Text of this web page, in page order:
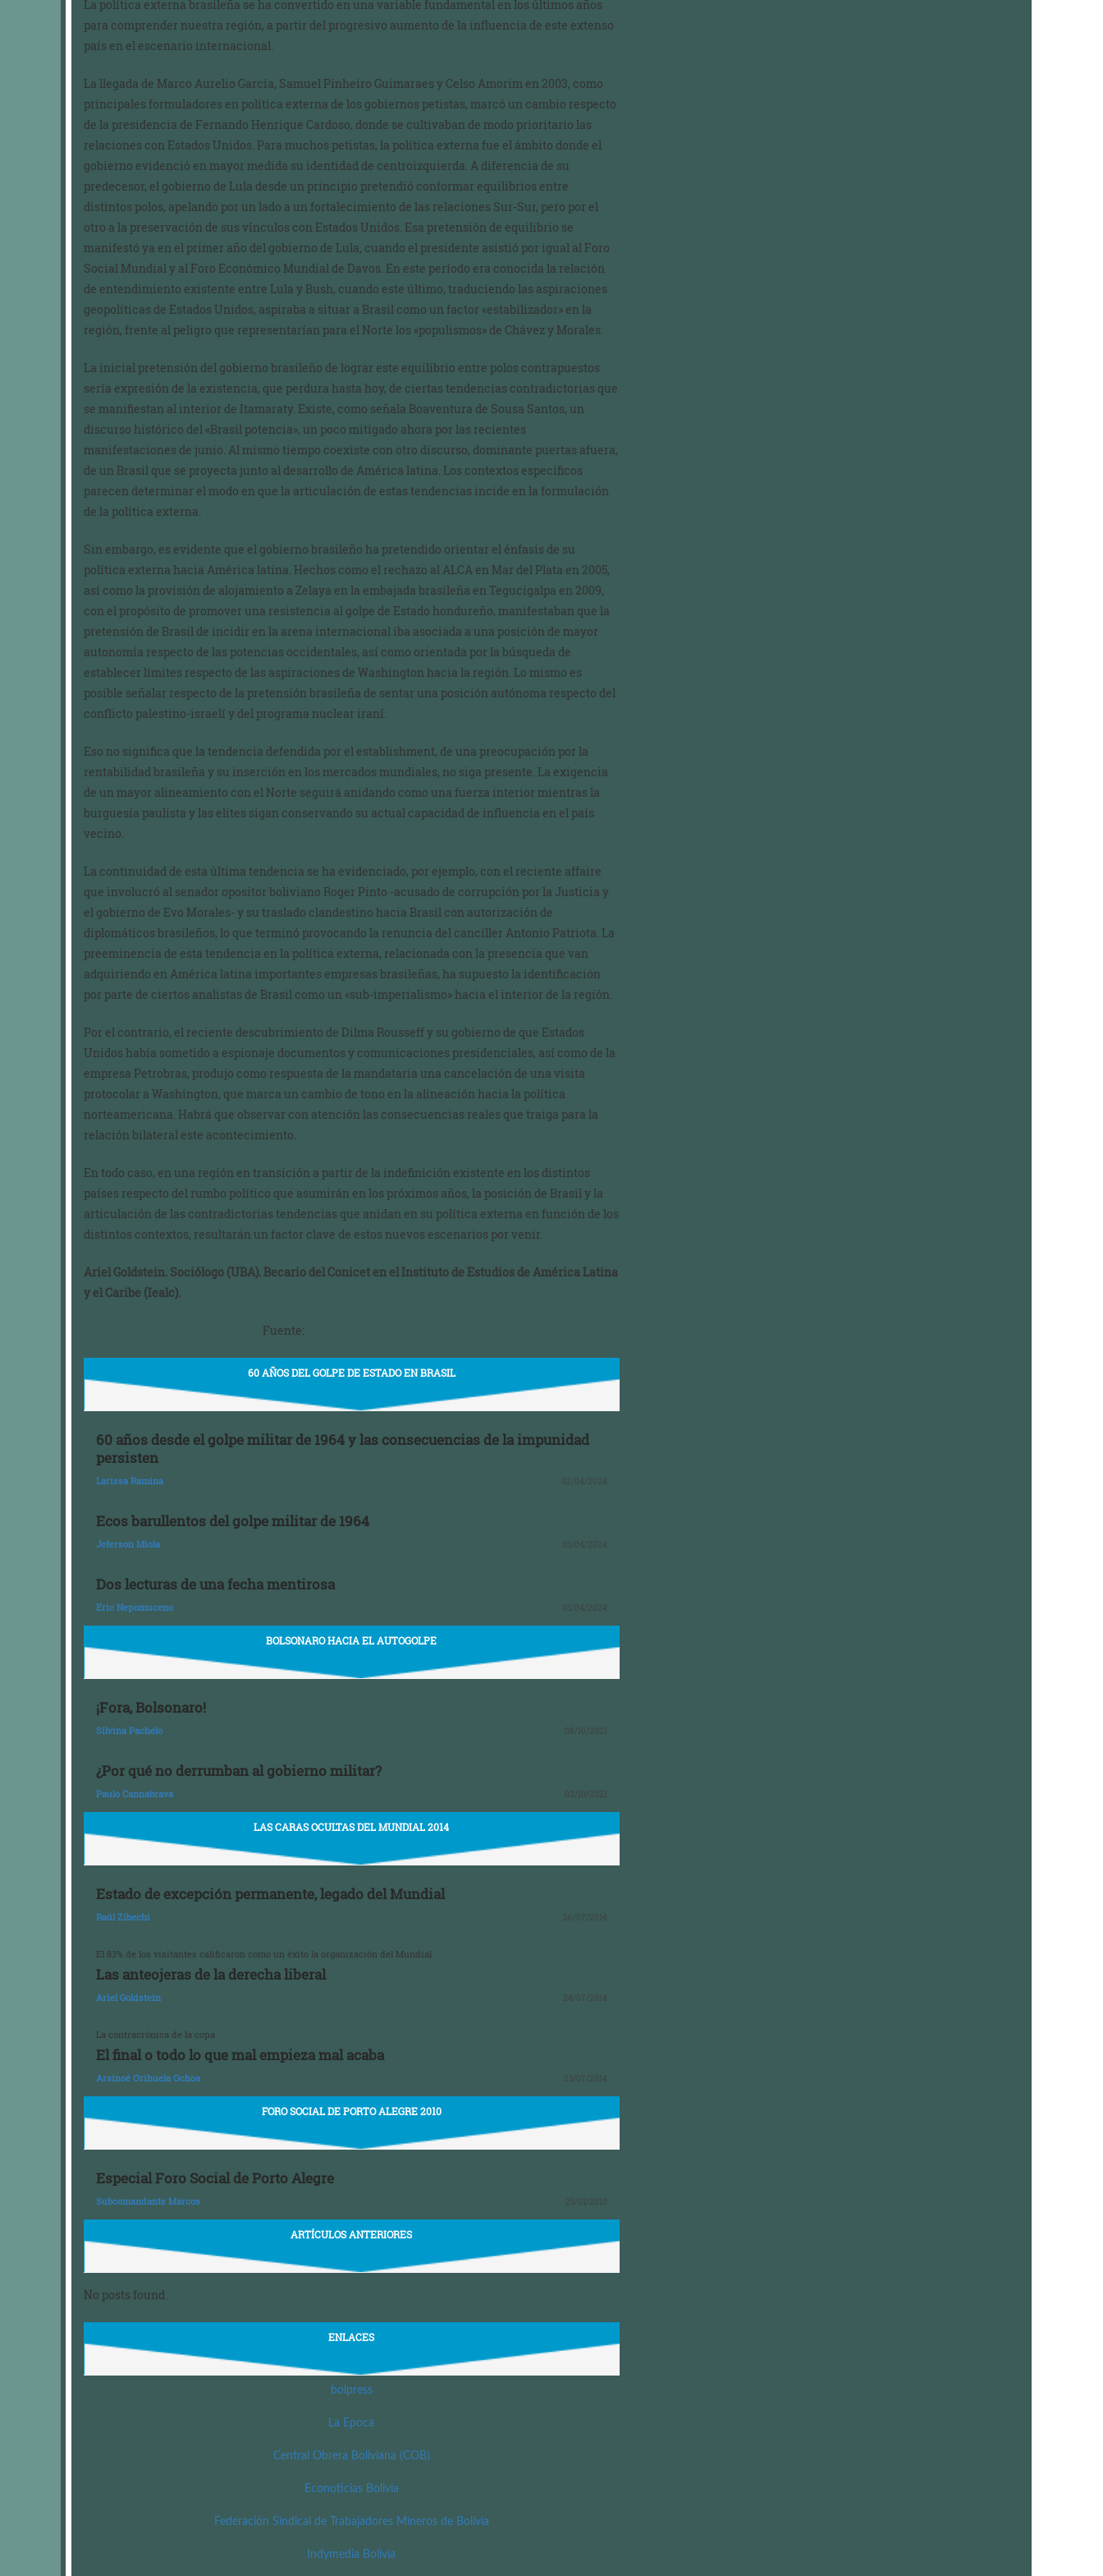
La política externa brasileña se ha convertido en una variable fundamental en los últimos años
para comprender nuestra región, a partir del progresivo aumento de la influencia de este extenso
país en el escenario internacional.
La llegada de Marco Aurelio García, Samuel Pinheiro Guimaraes y Celso Amorim en 2003, como
principales formuladores en política externa de los gobiernos petistas, marcó un cambio respecto
de la presidencia de Fernando Henrique Cardoso, donde se cultivaban de modo prioritario las
relaciones con Estados Unidos. Para muchos petistas, la política externa fue el ámbito donde el
gobierno evidenció en mayor medida su identidad de centroizquierda. A diferencia de su
predecesor, el gobierno de Lula desde un principio pretendió conformar equilibrios entre
distintos polos, apelando por un lado a un fortalecimiento de las relaciones Sur-Sur, pero por el
otro a la preservación de sus vínculos con Estados Unidos. Esa pretensión de equilibrio se
manifestó ya en el primer año del gobierno de Lula, cuando el presidente asistió por igual al Foro
Social Mundial y al Foro Económico Mundial de Davos. En este período era conocida la relación
de entendimiento existente entre Lula y Bush, cuando este último, traduciendo las aspiraciones
geopolíticas de Estados Unidos, aspiraba a situar a Brasil como un factor «estabilizador» en la
región, frente al peligro que representarían para el Norte los «populismos» de Chávez y Morales.
La inicial pretensión del gobierno brasileño de lograr este equilibrio entre polos contrapuestos
sería expresión de la existencia, que perdura hasta hoy, de ciertas tendencias contradictorias que
se manifiestan al interior de Itamaraty. Existe, como señala Boaventura de Sousa Santos, un
discurso histórico del «Brasil potencia», un poco mitigado ahora por las recientes
manifestaciones de junio. Al mismo tiempo coexiste con otro discurso, dominante puertas afuera,
de un Brasil que se proyecta junto al desarrollo de América latina. Los contextos específicos
parecen determinar el modo en que la articulación de estas tendencias incide en la formulación
de la política externa.
Sin embargo, es evidente que el gobierno brasileño ha pretendido orientar el énfasis de su
política externa hacia América latina. Hechos como el rechazo al ALCA en Mar del Plata en 2005,
así como la provisión de alojamiento a Zelaya en la embajada brasileña en Tegucigalpa en 2009,
con el propósito de promover una resistencia al golpe de Estado hondureño, manifestaban que la
pretensión de Brasil de incidir en la arena internacional iba asociada a una posición de mayor
autonomía respecto de las potencias occidentales, así como orientada por la búsqueda de
establecer límites respecto de las aspiraciones de Washington hacia la región. Lo mismo es
posible señalar respecto de la pretensión brasileña de sentar una posición autónoma respecto del
conflicto palestino-israelí y del programa nuclear iraní.
Eso no significa que la tendencia defendida por el establishment, de una preocupación por la
rentabilidad brasileña y su inserción en los mercados mundiales, no siga presente. La exigencia
de un mayor alineamiento con el Norte seguirá anidando como una fuerza interior mientras la
burguesía paulista y las elites sigan conservando su actual capacidad de influencia en el país
vecino.
La continuidad de esta última tendencia se ha evidenciado, por ejemplo, con el reciente affaire
que involucró al senador opositor boliviano Roger Pinto -acusado de corrupción por la Justicia y
el gobierno de Evo Morales- y su traslado clandestino hacia Brasil con autorización de
diplomáticos brasileños, lo que terminó provocando la renuncia del canciller Antonio Patriota. La
preeminencia de esta tendencia en la política externa, relacionada con la presencia que van
adquiriendo en América latina importantes empresas brasileñas, ha supuesto la identificación
por parte de ciertos analistas de Brasil como un «sub-imperialismo» hacia el interior de la región.
Por el contrario, el reciente descubrimiento de Dilma Rousseff y su gobierno de que Estados
Unidos había sometido a espionaje documentos y comunicaciones presidenciales, así como de la
empresa Petrobras, produjo como respuesta de la mandataria una cancelación de una visita
protocolar a Washington, que marca un cambio de tono en la alineación hacia la política
norteamericana. Habrá que observar con atención las consecuencias reales que traiga para la
relación bilateral este acontecimiento.
En todo caso, en una región en transición a partir de la indefinición existente en los distintos
países respecto del rumbo político que asumirán en los próximos años, la posición de Brasil y la
articulación de las contradictorias tendencias que anidan en su política externa en función de los
distintos contextos, resultarán un factor clave de estos nuevos escenarios por venir.
Ariel Goldstein. Sociólogo (UBA). Becario del Conicet en el Instituto de Estudios de América Latina
y el Caribe (Iealc).
Fuente:
60 AÑOS DEL GOLPE DE ESTADO EN BRASIL
60 años desde el golpe militar de 1964 y las consecuencias de la impunidad
persisten
Larissa Ramina 02/04/2024
Ecos barullentos del golpe militar de 1964
Jeferson Miola 01/04/2024
Dos lecturas de una fecha mentirosa
Eric Nepomuceno 01/04/2024
BOLSONARO HACIA EL AUTOGOLPE
¡Fora, Bolsonaro!
Silvina Pachelo 08/10/2021
¿Por qué no derrumban al gobierno militar?
Paulo Cannabrava 02/10/2021
LAS CARAS OCULTAS DEL MUNDIAL 2014
Estado de excepción permanente, legado del Mundial
Raúl Zibechi 26/07/2014
El 83% de los visitantes calificaron como un éxito la organización del Mundial
Las anteojeras de la derecha liberal
Ariel Goldstein 24/07/2014
La contracrónica de la copa
El final o todo lo que mal empieza mal acaba
Arsinoé Orihuela Ochoa 23/07/2014
FORO SOCIAL DE PORTO ALEGRE 2010
Especial Foro Social de Porto Alegre
Subcomandante Marcos 25/01/2010
ARTÍCULOS ANTERIORES
No posts found.
ENLACES
bolpress
La Epoca
Central Obrera Boliviana (COB)
Econoticias Bolivia
Federación Sindical de Trabajadores Mineros de Bolivia
Indymedia Bolivia